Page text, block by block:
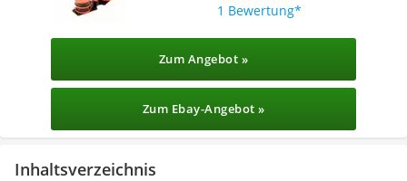
1 Bewertung
Zum Angebot »
Zum Ebay-Angebot »
Inhaltsverzeichnis